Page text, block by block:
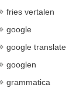
fries vertalen
google
google translate
googlen
grammatica